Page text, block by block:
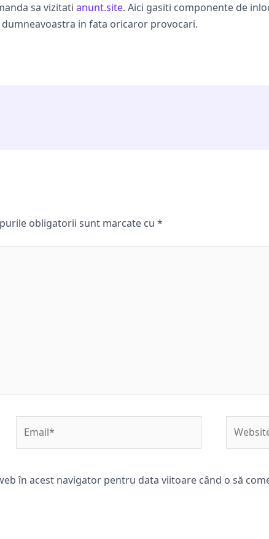
sa vizitati anunt.site. Aici gasiti componente de
in fata oricaror provocari.
obligatorii sunt marcate cu *
în acest navigator pentru data viitoare când o să